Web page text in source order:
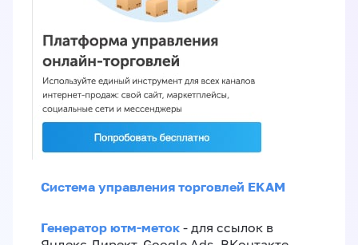
Система управления торговлей EKAM
Генератор ютм-меток - для ссылок в